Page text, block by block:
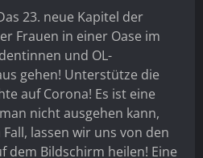
23. neue Kapitel der
Frauen in einer Oase im
und OL-
gehen! Unterstütze die
auf Corona! Es ist eine
nicht ausgehen kann,
lassen wir uns von den
dem Bildschirm heilen! Eine